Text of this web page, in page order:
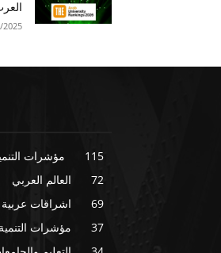
2025
مؤشرات
115
العالم العربي
72
اشراقات عربية
69
مؤشرات التنمية
37